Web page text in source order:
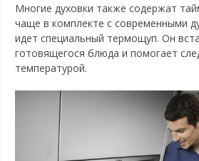
Многие духовки также содержат
чаще в комплекте с современными
идет специальный термощуп. Он
готовящегося блюда и помогает
температурой.